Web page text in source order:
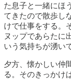
た息子と一緒にほ
てきたので散歩し
けで仕事をする。
ヌップであらたに
いう気持ちが湧い
夕方、懐かしい仲
る。そのきっかけ